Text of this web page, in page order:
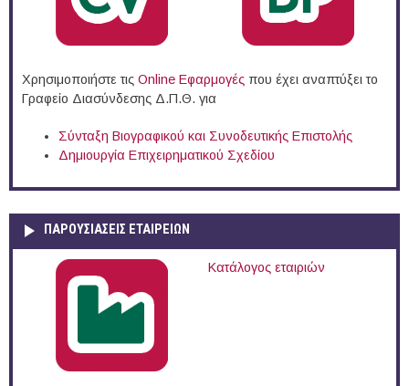
Χρησιμοποιήστε τις Online Eφαρμογές που έχει αναπτύξει το
Γραφείο Διασύνδεσης Δ.Π.Θ. για
Σύνταξη Βιογραφικού και Συνοδευτικής Επιστολής
Δημιουργία Επιχειρηματικού Σχεδίου
ΠΑΡΟΥΣΙΆΣΕΙΣ ΕΤΑΙΡΕΙΏΝ
Κατάλογος εταιριών